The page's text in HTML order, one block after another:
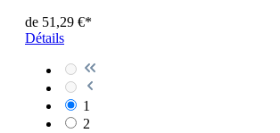
de 51,29 €*
Détails
1
2